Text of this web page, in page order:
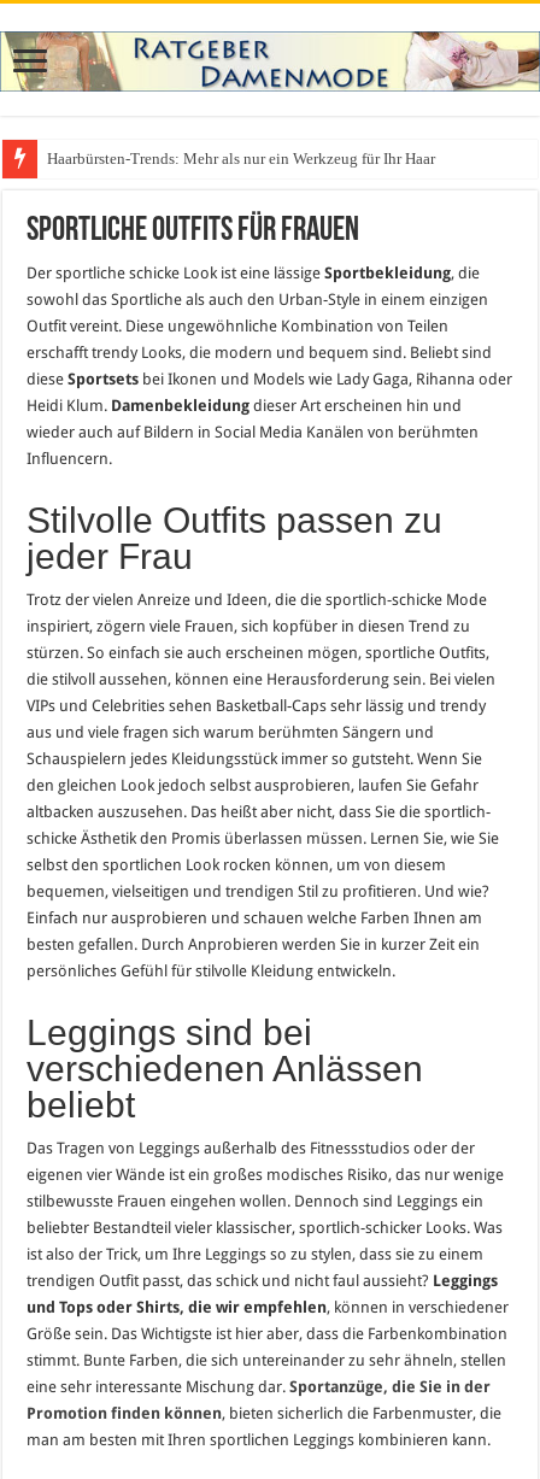
Haarbürsten-Trends: Mehr als nur ein Werkzeug für Ihr Haar
Sportliche Outfits für Frauen
Der sportliche schicke Look ist eine lässigeSportbekleidung, die
sowohl das Sportliche als auch den Urban-Style in einem einzigen
Outfit vereint. Diese ungewöhnliche Kombination von Teilen
erschafft trendy Looks, die modern und bequem sind. Beliebt sind
dieseSportsets bei Ikonen und Models wie Lady Gaga, Rihanna oder
Heidi Klum. Damenbekleidung dieser Art erscheinen hin und
wieder auch auf Bildern in Social Media Kanälen von berühmten
Influencern.
Stilvolle Outfits passen zu
jeder Frau
Trotz der vielen Anreize und Ideen, die die sportlich-schicke Mode
inspiriert, zögern viele Frauen, sich kopfüber in diesen Trend zu
stürzen. So einfach sie auch erscheinen mögen, sportliche Outfits,
die stilvoll aussehen, können eine Herausforderung sein. Bei vielen
VIPs und Celebrities sehen Basketball-Caps sehr lässig und trendy
aus und viele fragen sich warum berühmten Sängern und
Schauspielern jedes Kleidungsstück immer so gutsteht. Wenn Sie
den gleichen Look jedoch selbst ausprobieren, laufen Sie Gefahr
altbacken auszusehen. Das heißt aber nicht, dass Sie die sportlich-
schicke Ästhetik den Promis überlassen müssen. Lernen Sie, wie Sie
selbst den sportlichen Look rocken können, um von diesem
bequemen, vielseitigen und trendigen Stil zu profitieren. Und wie?
Einfach nur ausprobieren und schauen welche Farben Ihnen am
besten gefallen. Durch Anprobieren werden Sie in kurzer Zeit ein
persönliches Gefühl für stilvolle Kleidung entwickeln.
Leggings sind bei
verschiedenen Anlässen
beliebt
Das Tragen von Leggings außerhalb des Fitnessstudios oder der
eigenen vier Wände ist ein großes modisches Risiko, das nur wenige
stilbewusste Frauen eingehen wollen. Dennoch sind Leggings ein
beliebter Bestandteil vieler klassischer, sportlich-schicker Looks. Was
ist also der Trick, um Ihre Leggings so zu stylen, dass sie zu einem
trendigen Outfit passt, das schick und nicht faul aussieht? Leggings
und Tops oder Shirts, die wir empfehlen, können in verschiedener
Größe sein. Das Wichtigste ist hier aber, dass die Farbenkombination
stimmt. Bunte Farben, die sich untereinander zu sehr ähneln, stellen
eine sehr interessante Mischung dar.Sportanzüge, die Sie in der
Promotion finden können, bieten sicherlich die Farbenmuster, die
man am besten mit Ihren sportlichen Leggings kombinieren kann.